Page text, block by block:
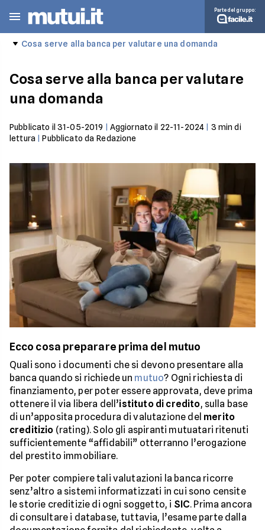
Parte del gruppo:
Cosa serve alla banca per valutare una domanda
Cosa serve alla banca per valutare
una domanda
Pubblicato il 31-05-2019 Aggiornato il 22-11-2024 3 min di
lettura |Pubblicato da Redazione
Ecco cosa preparare prima del mutuo
Quali sono i documenti che si devono presentare alla
banca quando si richiede un mutuo? Ogni richiesta di
finanziamento, per poter essere approvata, deve prima
ottenere il via libera dell’istituto di credito, sulla base
di un’apposita procedura di valutazione del merito
creditizio (rating). Solo gli aspiranti mutuatari ritenuti
sufficientemente “affidabili” otterranno l’erogazione
del prestito immobiliare.
Per poter compiere tali valutazioni la banca ricorre
senz’altro a sistemi informatizzati in cui sono censite
le storie creditizie di ogni soggetto, i SIC. Prima ancora
di consultare i database, tuttavia, l’esame parte dalla